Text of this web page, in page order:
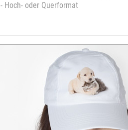
- Hoch- oder Querformat
Größe: 9,6 cm
Durchmesser: 8 cm
Spülmaschinengeeignet
Fassungsvermögen: 330 ml